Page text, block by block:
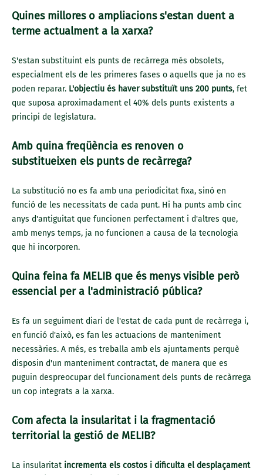
Quines millores o ampliacions s'estan duent a
terme actualment a la xarxa?
S'estan substituint els punts de recàrrega més obsolets,
especialment els de les primeres fases o aquells que ja no es
poden reparar. L'objectiu és haver substituït uns 200 punts, fet
que suposa aproximadament el 40% dels punts existents a
principi de legislatura.
Amb quina freqüència es renoven o
substitueixen els punts de recàrrega?
La substitució no es fa amb una periodicitat fixa, sinó en
funció de les necessitats de cada punt. Hi ha punts amb cinc
anys d'antiguitat que funcionen perfectament i d'altres que,
amb menys temps, ja no funcionen a causa de la tecnologia
que hi incorporen.
Quina feina fa MELIB que és menys visible però
essencial per a l'administració pública?
Es fa un seguiment diari de l'estat de cada punt de recàrrega i,
en funció d'això, es fan les actuacions de manteniment
necessàries. A més, es treballa amb els ajuntaments perquè
disposin d'un manteniment contractat, de manera que es
puguin despreocupar del funcionament dels punts de recàrrega
un cop integrats a la xarxa.
Com afecta la insularitat i la fragmentació
territorial la gestió de MELIB?
La insularitat incrementa els costos i dificulta el desplaçament